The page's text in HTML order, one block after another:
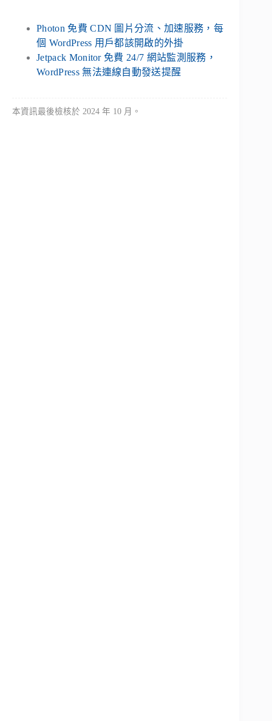
Photon 免費 CDN 圖片分流、加速服務，每
個 WordPress 用戶都該開啟的外掛
Jetpack Monitor 免費 24/7 網站監測服務，
WordPress 無法連線自動發送提醒
本資訊最後檢核於 2024 年 10 月。